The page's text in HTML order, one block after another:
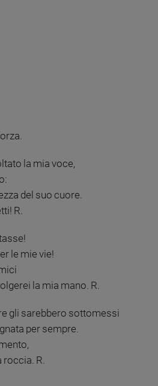
la mia voce,
del suo cuore.
R.
le mie vie!
la mia mano. R.
gli sarebbero sottomessi
per sempre.
roccia. R.